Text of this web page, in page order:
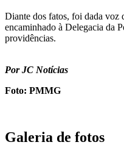
Diante dos fatos, foi dada voz
encaminhado à Delegacia da
providências.
Por JC Notícias
Foto: PMMG
Galeria de fotos